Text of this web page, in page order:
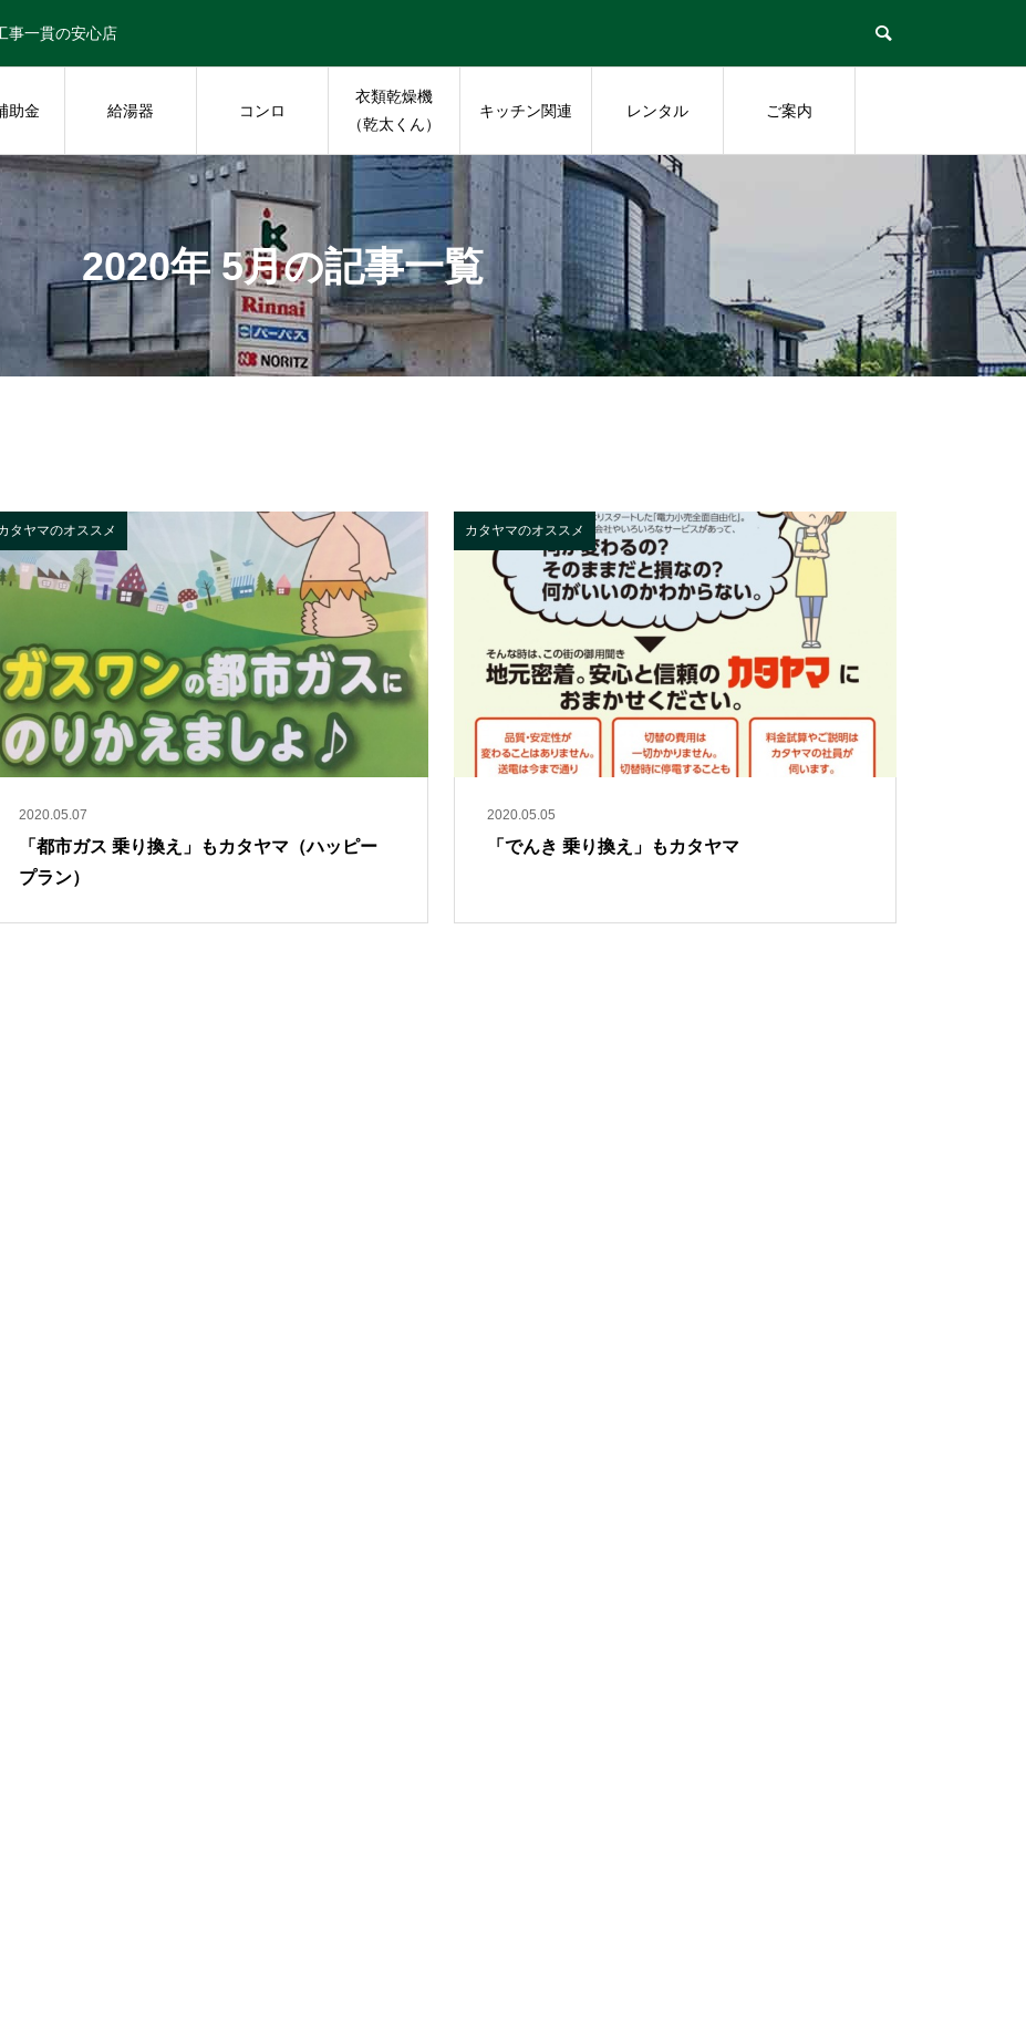
事一貫の安心店
助金 給湯器 コンロ
衣類乾燥機
（乾太くん）
キッチン関連 レンタル ご案内
2020年 5月の記事一覧
2020.05.07
「都市ガス 乗り換え」もカタヤマ（ハッピー
プラン）
タヤマのオススメ
2020.05.05
「でんき 乗り換え」もカタヤマ
カタヤマのオススメ